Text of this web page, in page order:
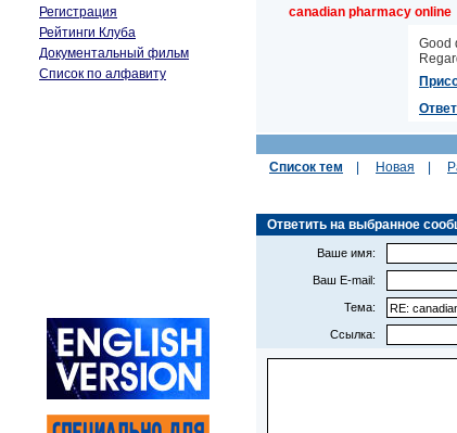
Регистрация
Рейтинги Клуба
Документальный фильм
Список по алфавиту
canadian pharmacy online
Good
Список тем Новая
Ответить на выбранное
Ваше имя:
Ваш E-mail:
Тема:
Ссылка: